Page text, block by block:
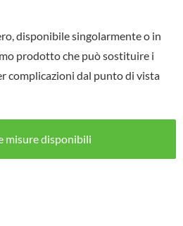
disponibile singolarmente o in
prodotto che può sostituire i
complicazioni dal punto di vista
misure disponibili